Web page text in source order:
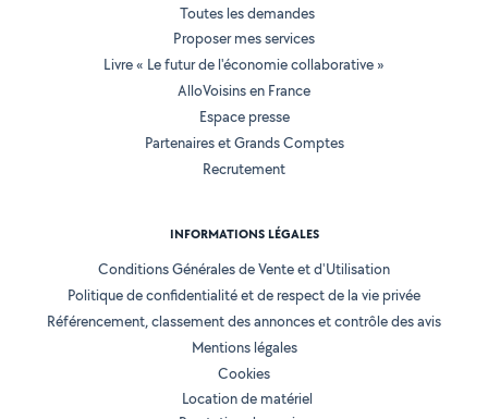
Toutes les demandes
Proposer mes services
Livre « Le futur de l'économie collaborative »
AlloVoisins en France
Espace presse
Partenaires et Grands Comptes
Recrutement
INFORMATIONS LÉGALES
Conditions Générales de Vente et d'Utilisation
Politique de confidentialité et de respect de la vie privée
Référencement, classement des annonces et contrôle des avis
Mentions légales
Cookies
Location de matériel